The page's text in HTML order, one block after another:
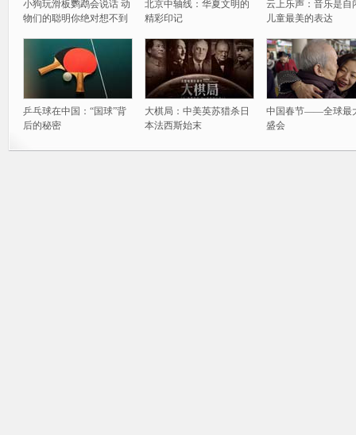
小狗玩滑板鹦鹉会说话 动
物们的聪明你绝对想不到
北京中轴线：华夏文明的
精彩印记
云上乐声：音乐是自
儿童最美的表达
乒乓球在中国：“国球”背
后的秘密
大棋局：中美英苏猎杀日
本法西斯始末
中国春节——全球最
盛会